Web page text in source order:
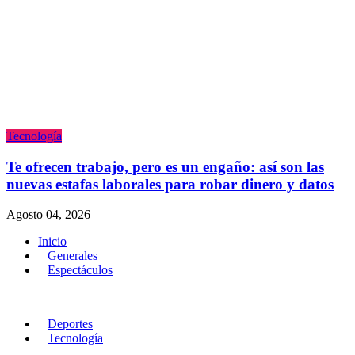
Tecnologí­a
Te ofrecen trabajo, pero es un engaño: así son las
nuevas estafas laborales para robar dinero y datos
Agosto 04, 2026
Inicio
Generales
Espectáculos
Deportes
Tecnologí­a